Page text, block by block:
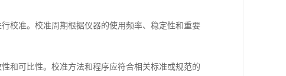
校准。校准周期根据仪器的使用频率、稳定性和重要
和可比性。校准方法和程序应符合相关标准或规范的